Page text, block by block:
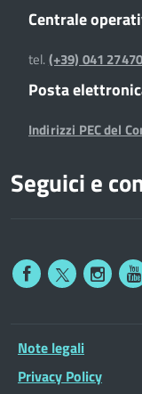
Centrale
tel.(+39) 041
Posta
Indirizzi PEC del
Seguici e
Note legali
Privacy Policy